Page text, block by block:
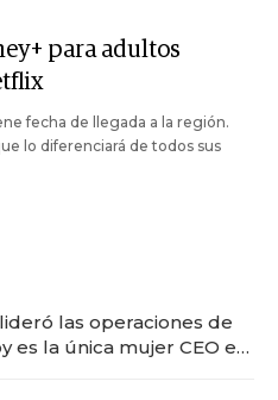
para adultos
fecha de llegada a la región.
lo diferenciará de todos sus
las operaciones de
es la única mujer CEO en